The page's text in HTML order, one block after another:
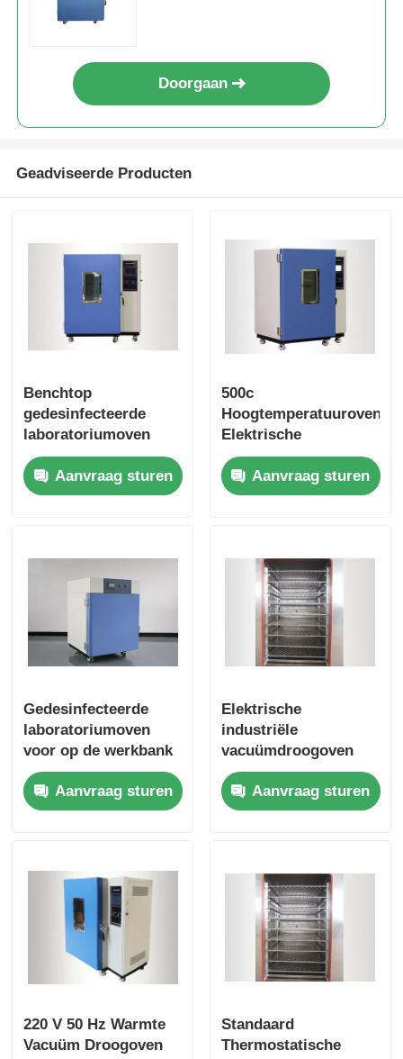
Doorgaan
Geadviseerde Producten
Benchtop
gedesinfecteerde
laboratoriumoven
met 36 maanden
garantieAanvraag sturen
500c
Hoogtemperatuuroven,
Elektrische
Hoogtemperatuur
Laboven 220v 50hz
Stabiel
Aanvraag sturen
Gedesinfecteerde
laboratoriumoven
voor op de werkbank
met hoge
temperatuur, oven
voor hoge
Aanvraag sturen
Elektrische
industriële
vacuümdroogoven
met
programmeerbare
touchscreen-
Aanvraag sturen
220 V 50 Hz Warmte
Vacuüm Droogoven
Standaard
Thermostatische